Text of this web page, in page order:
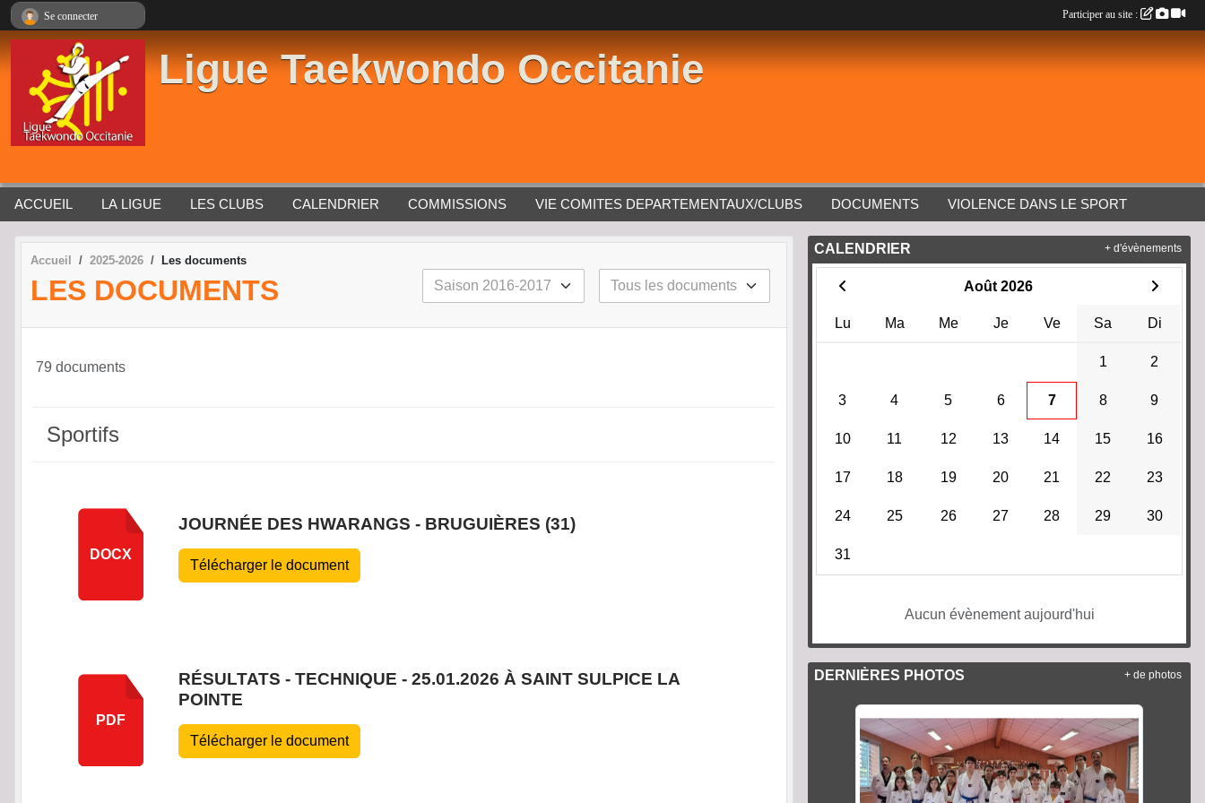
Ligue Taekwondo Occitanie
ACCUEIL LA LIGUE LES CLUBS CALENDRIER COMMISSIONS VIE COMITES DEPARTEMENTAUX/CLUBS DOCUMENTS VIOLENCE DANS LE SPORT
Accueil 2025-2026 Les documents
LES DOCUMENTS
79 documents
Sportifs
DOCX
JOURNÉE DES HWARANGS - BRUGUIÈRES (31)
Télécharger le document
PDF
RÉSULTATS - TECHNIQUE - 25.01.2026 À SAINT SULPICE LA
POINTE
Télécharger le document
CALENDRIER
Août 2026
Lu Ma Me Je Ve Sa Di
1 2
3 4 5 6 7 8 9
10 11 12 13 14 15 16
17 18 19 20 21 22 23
24 25 26 27 28 29 30
31
Aucun évènement aujourd'hui
+ d'évènements
DERNIÈRES PHOTOS + de photos
Se connecter Participer au site :
Panneau de gestion des cookies